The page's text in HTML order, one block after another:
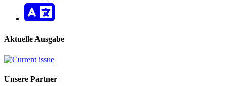
Aktuelle Ausgabe
Unsere Partner